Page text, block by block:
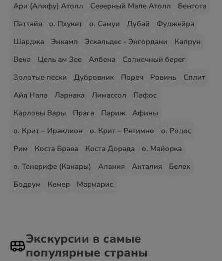
Ари (Алифу) Атолл
Северный Мале Атолл
Бентота
Паттайя
о. Пхукет о. Самуи Дубай
Фуджейра
Шарджа
Энкамп Эскальдес - Энгордани
Капрун
Вена
Цель ам Зее Албена
Солнечный берег
Золотые пески
Дубровник Пореч Ровинь
Сплит
Айя Напа
Ларнака Лимассол
Пафос
Карловы Вары
Прага Париж
Афины
о. Крит – Ираклион
о. Крит – Ретимно
о. Родос
Рим
Коста Брава Коста Дорада
о. Майорка
о. Тенерифе (Канары)
Алания Анталия
Белек
Бодрум
Кемер Мармарис
Экскурсии в самые
популярные страны